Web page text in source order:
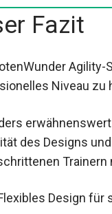
Fazit
Niveau zu
des Designs
Trainern
Design für